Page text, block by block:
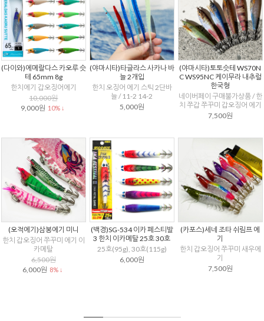
(다이와)에메랄다스 카오루 슷
테 65mm 8g
한치에기 갑오징어에기
10,000원
9,000원 10% ↓
(야마시타)타글라스 사카나 바
늘 2개입
한치 오징어 에기 스틱 2단바
늘 / 11-2 14-2
5,000원
(야마시타)토토슷테 WS70N
C WS95NC 케이무라 내추럴
한국형
네이버페이 구매불가상품 / 한
치 쭈갑 쭈꾸미 갑오징어 에기
7,500원
(오적에기)삼봉에기 미니
한치 갑오징어 쭈꾸미 에기 이
카메탈
6,500원
6,000원 8% ↓
(백경)SG-534 이카 페스티발
3 한치 이카메탈 25호 30호
25호(95g), 30호(115g)
6,000원
(카포스)세네 조타 쉬림프 에
기
한치 갑오징어 쭈꾸미 새우에
기
7,500원